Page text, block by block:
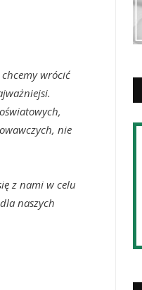
wrócić
nie
z nami w celu
naszych